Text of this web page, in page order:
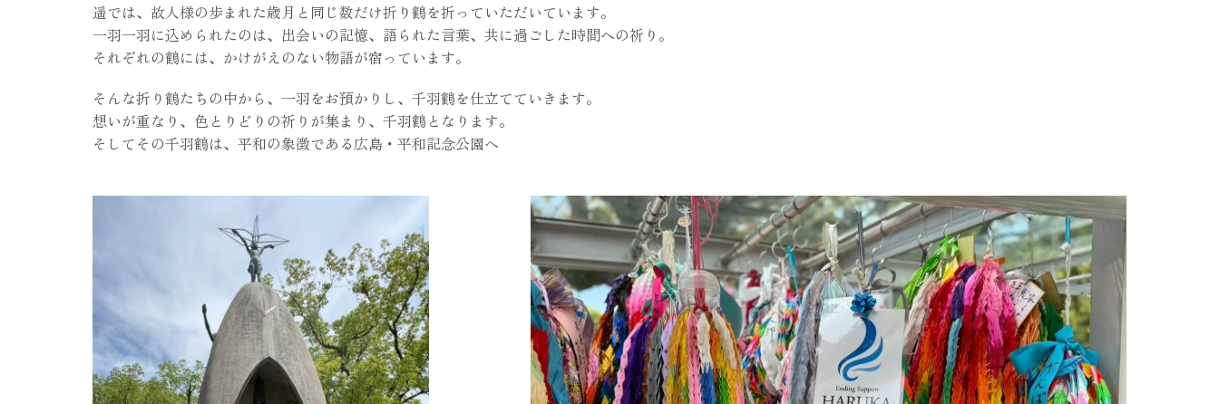
遥では、故人様の歩まれた歳月と同じ数だけ折り鶴を折っていただいています。
一羽一羽に込められたのは、出会いの記憶、語られた言葉、共に過ごした時間への祈り。
それぞれの鶴には、かけがえのない物語が宿っています。
そんな折り鶴たちの中から、一羽をお預かりし、千羽鶴を仕立てていきます。
想いが重なり、色とりどりの祈りが集まり、千羽鶴となります。
そしてその千羽鶴は、平和の象徴である広島・平和記念公園へ